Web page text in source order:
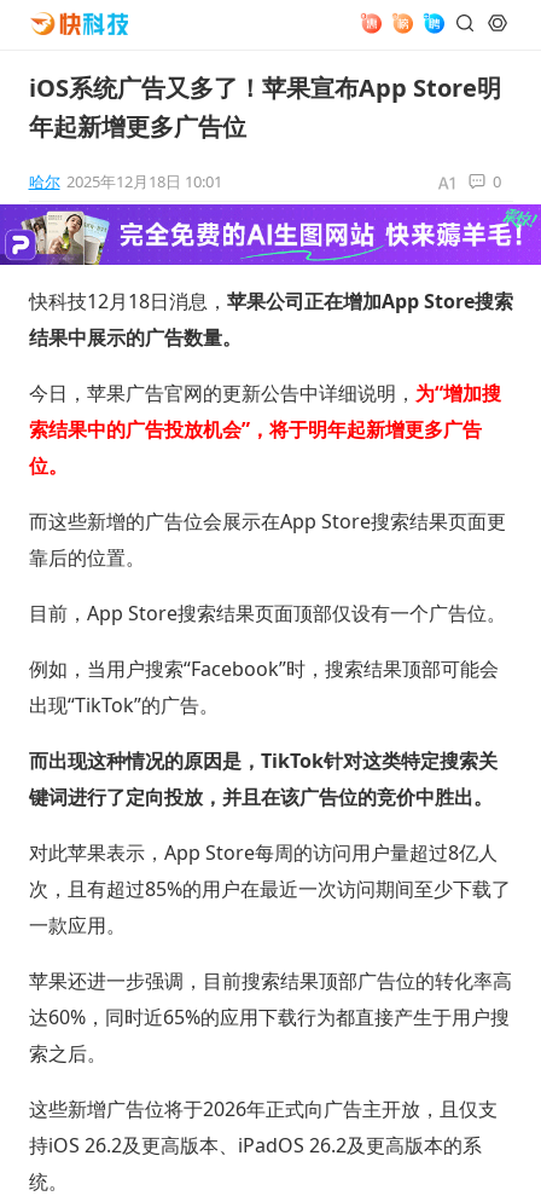
iOS系统广告又多了！苹果宣布App Store明
年起新增更多广告位
哈尔 2025年12月18日 10:01 0
快科技12月18日消息， 苹果公司正在增加App Store搜索
结果中展示的广告数量。
今日，苹果广告官网的更新公告中详细说明， 为“增加搜
索结果中的广告投放机会”，将于明年起新增更多广告
位。
而这些新增的广告位会展示在App Store搜索结果页面更
靠后的位置。
目前，App Store搜索结果页面顶部仅设有一个广告位。
例如，当用户搜索“Facebook”时，搜索结果顶部可能会
出现“TikTok”的广告。
而出现这种情况的原因是，TikTok针对这类特定搜索关
键词进行了定向投放，并且在该广告位的竞价中胜出。
对此苹果表示，App Store每周的访问用户量超过8亿人
次，且有超过85%的用户在最近一次访问期间至少下载了
一款应用。
苹果还进一步强调，目前搜索结果顶部广告位的转化率高
达60%，同时近65%的应用下载行为都直接产生于用户搜
索之后。
这些新增广告位将于2026年正式向广告主开放，且仅支
持iOS 26.2及更高版本、iPadOS 26.2及更高版本的系
统。